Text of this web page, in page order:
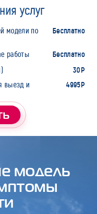
услуг
модели по
Бесплатно
работы Бесплатно
30Р
выезд и
4995Р
модель